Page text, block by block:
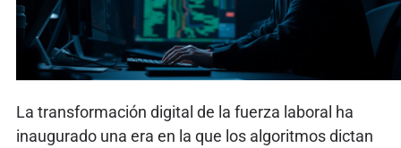
La transformación digital de la fuerza laboral ha
inaugurado una era en la que los algoritmos dictan